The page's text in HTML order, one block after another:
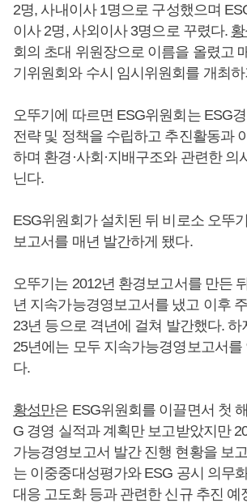
2명, 사내이사 1명으로 구성했으며
이사 2명, 사외이사 3명으로 꾸렸다.
회의 초대 위원장으로 이름을 올렸고
기위원회와 수시 임시위원회를 개최
오뚜기에 따르면 ESG위원회는 ESG
전략 및 정책을 수립하고 추진활동과
하며 환경·사회·지배구조와 관련한 의
닌다.
ESG위원회가 설치된 뒤 비로소 오뚜
보고서를 매년 발간하게 됐다.
오뚜기는 2012년 환경보고서를 만든
년 지속가능경영보고서를 냈고 이후
23년 등으로 격년에 걸쳐 발간했다. 하
25년에는 모두 지속가능경영보고서를
다.
황성만은 ESG위원회를 이끌면서 첫
G 경영 실적과 계획만 보고받았지만
가능경영보고서 발간 진행 현황을 보
는 이중중대성평가와 ESG 공시 의무
대응 고도화 등과 관련한 신규 추진 예